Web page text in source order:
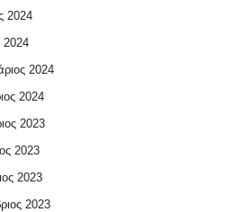
2024
2024
2024
2024
2023
2023
2023
2023